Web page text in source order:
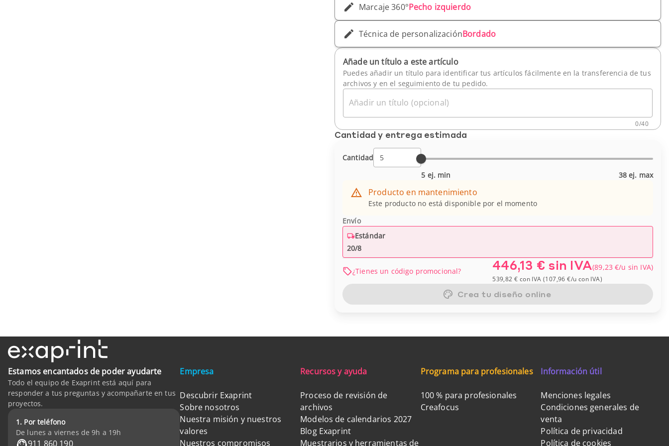
Marcaje 360°Pecho izquierdo
Técnica de personalizaciónBordado
Añade un título a este artículo
Puedes añadir un título para identificar tus artículos fácilmente en la transferencia de tus
archivos y en el seguimiento de tu pedido.
Añadir un título (opcional)
0/40
Cantidad y entrega estimada
Cantidad
5 ej. min
38 ej. max
Producto en mantenimiento
Este producto no está disponible por el momento
Envío
Estándar
20/8
¿Tienes un código promocional? 446,13 € sin IVA(89,23 €/u sin IVA)
539,82 € con IVA (107,96 €/u con IVA)
Crea tu diseño online
Estamos encantados de poder ayudarte
Todo el equipo de Exaprint está aquí para
responder a tus preguntas y acompañarte en tus
proyectos.
1. Por teléfono
De lunes a viernes de 9h a 19h
911 860 190
Empresa
Descubrir Exaprint
Sobre nosotros
Nuestra misión y nuestros
valores
Nuestros compromisos
Recursos y ayuda
Proceso de revisión de
archivos
Modelos de calendarios 2027
Blog Exaprint
Muestrarios y herramientas de
Programa para profesionales
100 % para profesionales
Creafocus
Información útil
Menciones legales
Condiciones generales de
venta
Política de privacidad
Política de cookies